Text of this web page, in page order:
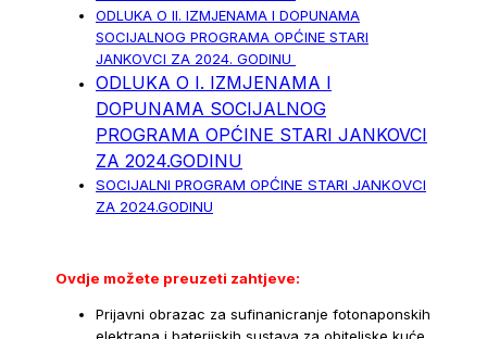
ODLUKA O II. IZMJENAMA I DOPUNAMA
SOCIJALNOG PROGRAMA OPĆINE STARI
JANKOVCI ZA 2024. GODINU
ODLUKA O I. IZMJENAMA I
DOPUNAMA SOCIJALNOG
PROGRAMA OPĆINE STARI JANKOVCI
ZA 2024.GODINU
SOCIJALNI PROGRAM OPĆINE STARI JANKOVCI
ZA 2024.GODINU
Ovdje možete preuzeti zahtjeve:
Prijavni obrazac za sufinanicranje fotonaponskih